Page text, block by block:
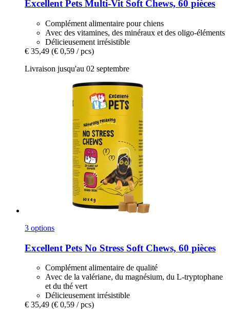
Excellent Pets Multi-​Vit Soft Chews, 60 pièces
Complément alimentaire pour chiens
Avec des vitamines, des minéraux et des oligo-éléments
Délicieusement irrésistible
€ 35,49 (€ 0,59 / pcs)
Livraison jusqu'au 02 septembre
3 options
Excellent Pets No Stress Soft Chews, 60 pièces
Complément alimentaire de qualité
Avec de la valériane, du magnésium, du L-tryptophane
et du thé vert
Délicieusement irrésistible
€ 35,49 (€ 0,59 / pcs)